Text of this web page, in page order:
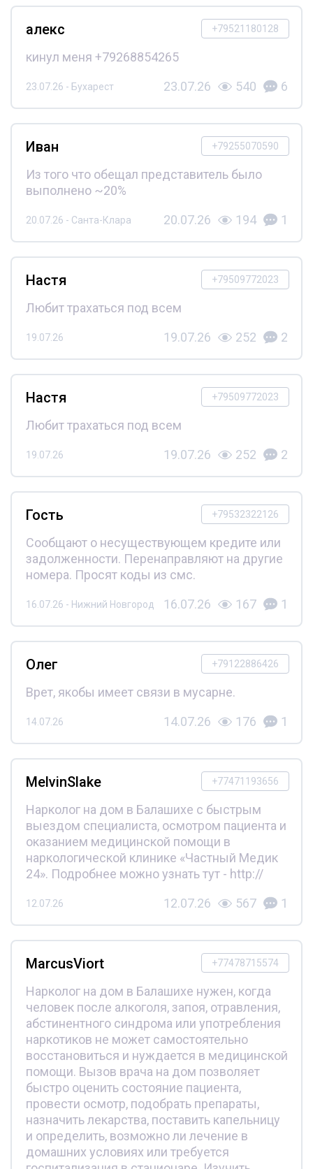
+79521180128
алекс
кинул меня +79268854265
23.07.26 - Бухарест 23.07.26 540 6
+79255070590
Иван
Из того что обещал представитель было
выполнено ~20%
20.07.26 - Санта-Клара 20.07.26 194 1
+79509772023
Настя
Любит трахаться под всем
19.07.26 19.07.26 252 2
+79509772023
Настя
Любит трахаться под всем
19.07.26 19.07.26 252 2
+79532322126
Гость
Сообщают о несуществующем кредите или
задолженности. Перенаправляют на другие
номера. Просят коды из смс.
16.07.26 - Нижний Новгород 16.07.26 167 1
+79122886426
Олег
Врет, якобы имеет связи в мусарне.
14.07.26 14.07.26 176 1
+77471193656
MelvinSlake
Нарколог на дом в Балашихе с быстрым
выездом специалиста, осмотром пациента и
оказанием медицинской помощи в
наркологической клинике «Частный Медик
24». Подробнее можно узнать тут - http://
12.07.26 12.07.26 567 1
+77478715574
MarcusViort
Нарколог на дом в Балашихе нужен, когда
человек после алкоголя, запоя, отравления,
абстинентного синдрома или употребления
наркотиков не может самостоятельно
восстановиться и нуждается в медицинской
помощи. Вызов врача на дом позволяет
быстро оценить состояние пациента,
провести осмотр, подобрать препараты,
назначить лекарства, поставить капельницу
и определить, возможно ли лечение в
домашних условиях или требуется